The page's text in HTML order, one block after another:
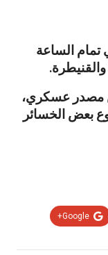
تمام الساعة
مصدر عسكري،
بعض الخسائر
Google+